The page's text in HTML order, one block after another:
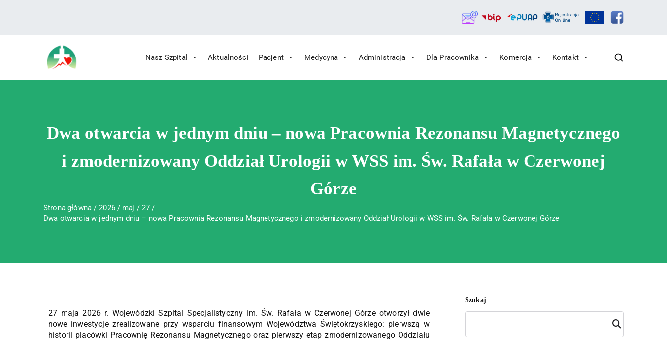
Wojewódzki Szpital Specjalistyczny im. Św. Rafała w Czerwonej Górze
Wojewódzki Szpital Specjalistyczny im. Św. Rafała w Czerwonej Górze
Nasz Szpital Aktualności Pacjent Medycyna Administracja Dla Pracownika Komercja Kontakt
Dwa otwarcia w jednym dniu – nowa Pracownia Rezonansu Magnetycznego
i zmodernizowany Oddział Urologii w WSS im. Św. Rafała w Czerwonej
Górze
Strona główna 2026 maj
27
Dwa otwarcia w jednym dniu – nowa Pracownia Rezonansu Magnetycznego i zmodernizowany Oddział Urologii w WSS im. Św. Rafała w Czerwonej Górze
27 maja 2026 r. Wojewódzki Szpital Specjalistyczny im. Św. Rafała w Czerwonej Górze otworzył dwie
nowe inwestycje zrealizowane przy wsparciu finansowym Województwa Świętokrzyskiego: pierwszą w
historii placówki Pracownię Rezonansu Magnetycznego oraz pierwszy etap zmodernizowanego Oddziału
Szukaj
Szuk
aj